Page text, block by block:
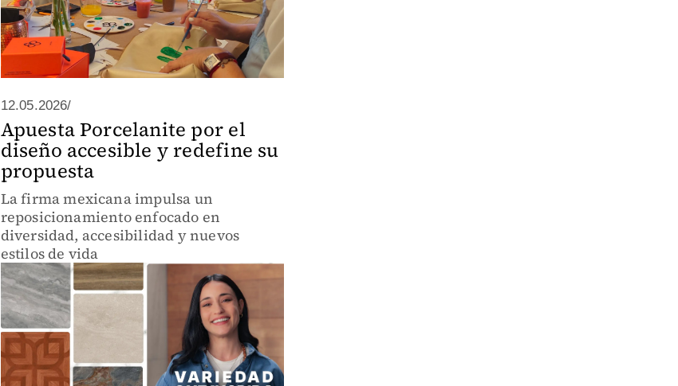
12.05.2026/
Apuesta Porcelanite por el
diseño accesible y redefine su
propuesta
La firma mexicana impulsa un
reposicionamiento enfocado en
diversidad, accesibilidad y nuevos
estilos de vida